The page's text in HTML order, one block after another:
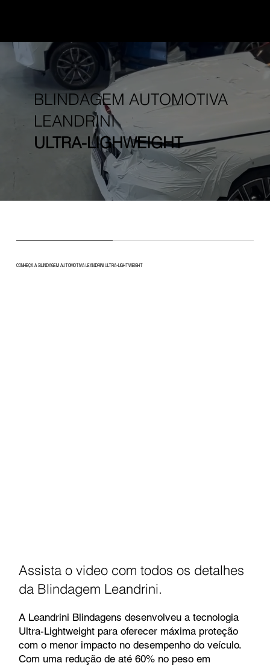
BLINDAGEM AUTOMOTIVA
LEANDRINI
ULTRA-LIGHWEIGHT
CONHEÇA A BLINDAGEM AUTOMOTIVA LEANDRINI ULTRA-LIGHTWEIGHT
Assista o video com todos os detalhes
da Blindagem Leandrini.
A Leandrini Blindagens desenvolveu a tecnologia
Ultra-Lightweight para oferecer máxima proteção
com o menor impacto no desempenho do veículo.
Com uma redução de até 60% no peso em